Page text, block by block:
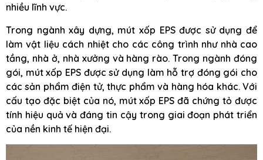
nhiều lĩnh vực.
Trong ngành xây dựng, mút xốp EPS được sử dụng để
làm vật liệu cách nhiệt cho các công trình như nhà cao
tầng, nhà ở, nhà xưởng và hàng rào. Trong ngành đóng
gói, mút xốp EPS được sử dụng làm hỗ trợ đóng gói cho
các sản phẩm điện tử, thực phẩm và hàng hóa khác. Với
cấu tạo đặc biệt của nó, mút xốp EPS đã chứng tỏ được
tính hiệu quả và đáng tin cậy trong giai đoạn phát triển
của nền kinh tế hiện đại.